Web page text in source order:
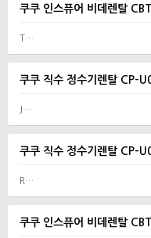
쿠쿠 인스퓨어 비데렌탈
T…
쿠쿠 직수 정수기렌탈 CP-
J…
쿠쿠 직수 정수기렌탈 CP-
R…
쿠쿠 인스퓨어 비데렌탈